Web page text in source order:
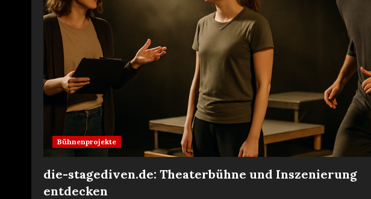
Bühnenprojekte
die-stagediven.de: Theaterbühne und Inszenierung
entdecken